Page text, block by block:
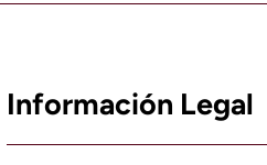
Información Legal